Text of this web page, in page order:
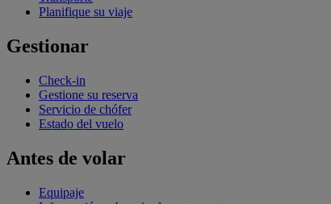
Planifique su viaje
Gestionar
Check-in
Gestione su reserva
Servicio de chófer
Estado del vuelo
Antes de volar
Equipaje